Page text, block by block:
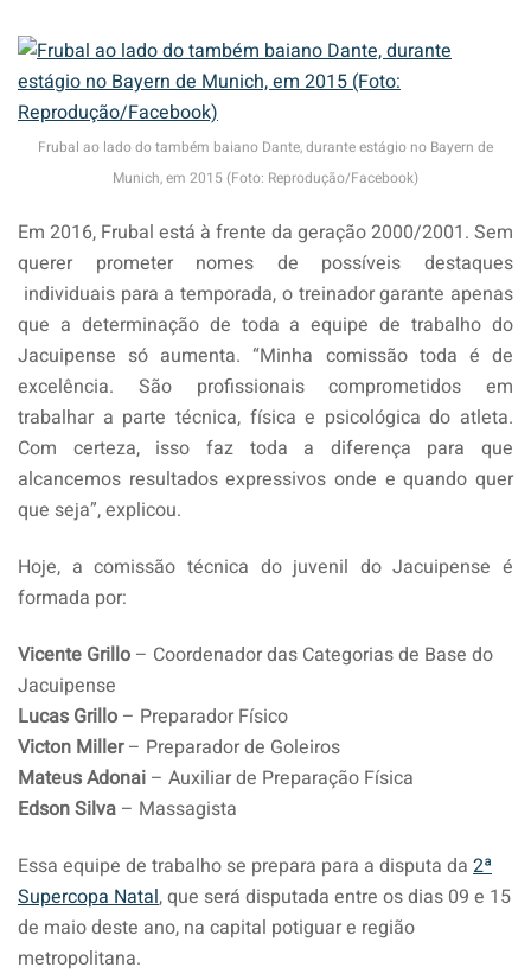
Frubal ao lado do também baiano Dante, durante estágio no Bayern de
Munich, em 2015 (Foto: Reprodução/Facebook)
Em 2016, Frubal está à frente da geração 2000/2001. Sem
querer prometer nomes de possíveis destaques
individuais para a temporada, o treinador garante apenas
que a determinação de toda a equipe de trabalho do
Jacuipense só aumenta. “Minha comissão toda é de
excelência. São profissionais comprometidos em
trabalhar a parte técnica, física e psicológica do atleta.
Com certeza, isso faz toda a diferença para que
alcancemos resultados expressivos onde e quando quer
que seja”, explicou.
Hoje, a comissão técnica do juvenil do Jacuipense é
formada por:
Vicente Grillo – Coordenador das Categorias de Base do
Jacuipense
Lucas Grillo – Preparador Físico
Victon Miller– Preparador de Goleiros
Mateus Adonai – Auxiliar de Preparação Física
Edson Silva – Massagista
Essa equipe de trabalho se prepara para a disputa da 2ª
Supercopa Natal, que será disputada entre os dias 09 e 15
de maio deste ano, na capital potiguar e região
metropolitana.